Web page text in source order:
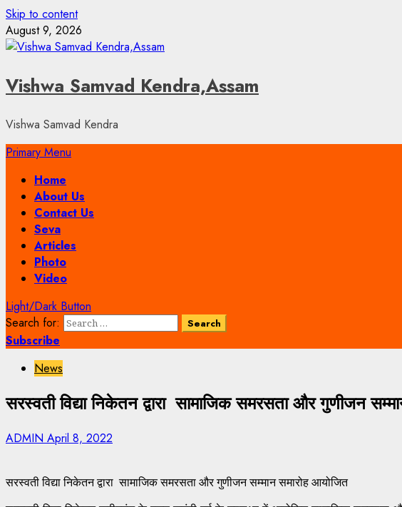
Skip to content
August 9, 2026
Vishwa Samvad Kendra,Assam
Vishwa Samvad Kendra
Primary Menu
Home
About Us
Contact Us
Seva
Articles
Photo
Video
Light/Dark Button
Search for:
Subscribe
News
सरस्वती विद्या निकेतन द्वारा सामाजिक समरसता और गुणीजन
ADMIN April 8, 2022
सरस्वती विद्या निकेतन द्वारा सामाजिक समरसता और गुणीजन सम्मान समारोह आयोजित